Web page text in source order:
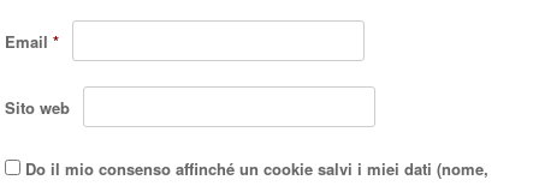
Email*
Sito web
Do il mio consenso affinché un cookie salvi i miei dati (nome,